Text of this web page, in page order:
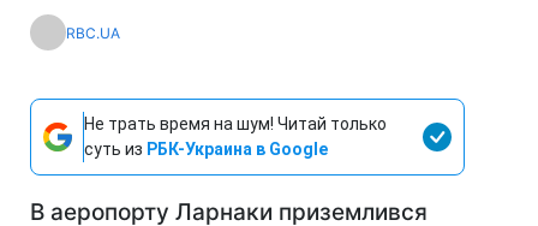
RBC.UA
Не трать время на шум! Читай только
суть из РБК-Украина в Google
В аеропорту Ларнаки приземлився